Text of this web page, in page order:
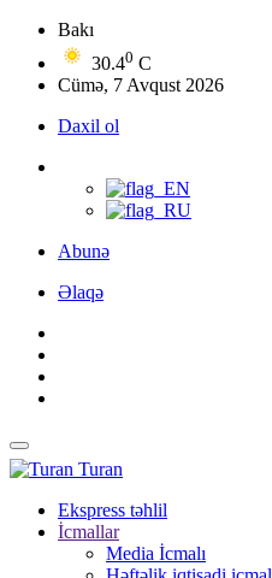
Bakı
30.40 C
Cümə, 7 Avqust 2026
Daxil ol
Abunə
Əlaqə
Turan
Ekspress təhlil
İcmallar
Media İcmalı